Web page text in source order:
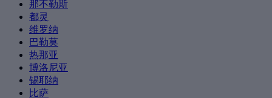
那不勒斯
都灵
维罗纳
巴勒莫
热那亚
博洛尼亚
锡耶纳
比萨